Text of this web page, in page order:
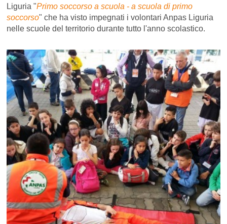
Liguria "Primo soccorso a scuola - a scuola di primo
soccorso" che ha visto impegnati i volontari Anpas Liguria
nelle scuole del territorio durante tutto l'anno scolastico.